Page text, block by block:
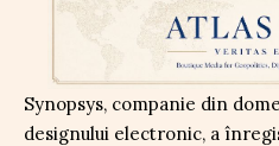
Synopsys, companie din
designului electronic, a